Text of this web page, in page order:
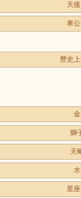
天
車
歷史
獅
天
星